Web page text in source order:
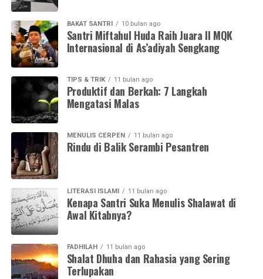
BAKAT SANTRI 10 bulan ago
Santri Miftahul Huda Raih Juara II MQK
Internasional di As’adiyah Sengkang
TIPS & TRIK 11 bulan ago
Produktif dan Berkah: 7 Langkah
Mengatasi Malas
MENULIS CERPEN 11 bulan ago
Rindu di Balik Serambi Pesantren
LITERASI ISLAMI 11 bulan ago
Kenapa Santri Suka Menulis Shalawat di
Awal Kitabnya?
FADHILAH 11 bulan ago
Shalat Dhuha dan Rahasia yang Sering
Terlupakan